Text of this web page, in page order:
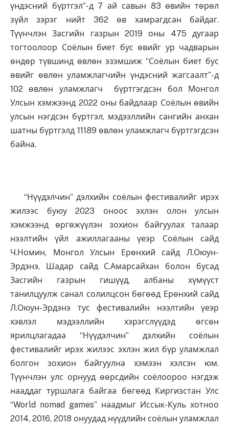
үндэсний бүртгэл”-д 7 ай савын 83 өвийн төрөл
зүйл зэрэг нийт 362 өв хамрагдсан байдаг.
Түүнчлэн Засгийн газрын 2019 оны 475 дугаар
тогтоолоор Соёлын биет бус өвийг ур чадварын
өндөр түвшинд өвлөн эзэмшиж “Соёлын биет бус
өвийг өвлөн уламжлагчийн үндэсний жагсаалт”-д
102 өвлөн уламжлагч бүртгэгдсэн бол Монгол
Улсын хэмжээнд 2022 оны байдлаар Соёлын өвийн
улсын нэгдсэн бүртгэл, мэдээллийн сангийн анхан
шатны бүртгэлд 11189 өвлөн уламжлагч бүртгэгдсэн
байна.
“Нүүдэлчин” дэлхийн соёлын фестивалийг ирэх
жилээс буюу 2023 оноос эхлэн олон улсын
хэмжээнд өргөжүүлэн зохион байгуулах талаар
нээлтийн үйл ажиллагааны үеэр Соёлын сайд
Ч.Номин, Монгол Улсын Ерөнхий сайд Л.Оюун-
Эрдэнэ, Шадар сайд С.Амарсайхан болон бусад
Засгийн газрын гишүүд, албаны хүмүүст
танилцуулж санал солилцсон бөгөөд Ерөнхий сайд
Л.Оюун-Эрдэнэ тус фестивалийн нээлтийн үеэр
хэвлэл мэдээллийн хэрэгслүүдэд өгсөн
ярилцлагадаа “Нүүдэлчин” дэлхийн соёлын
фестивалийг ирэх жилээс эхлэн жил бүр уламжлал
болгон зохион байгуулна хэмээн хэлсэн юм.
Түүнчлэн улс орнууд өөрсдийн соёлоороо нэгдэж
нааддаг туршлага байгаа бөгөөд Киргизстан Улс
“World nomad games” наадмыг Иссык-Куль хотноо
2014, 2016, 2018 онуудад нүүдлийн соёлын уламжлал